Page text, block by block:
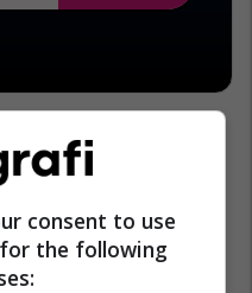
consent to use
the following